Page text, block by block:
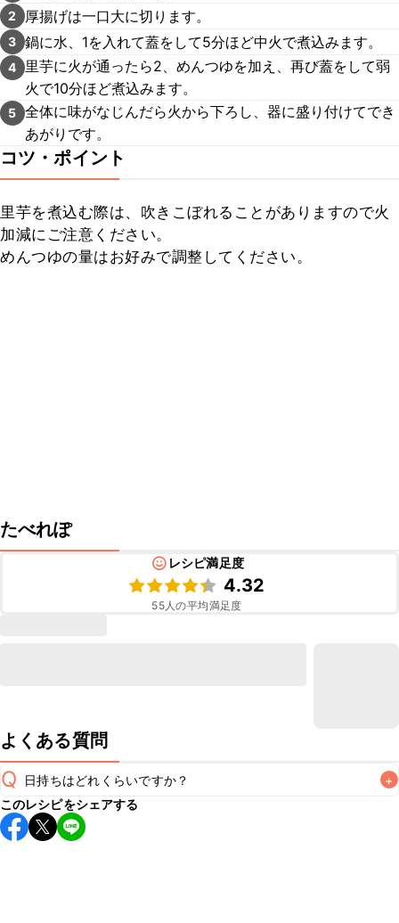
2 厚揚げは一口大に切ります。
3 鍋に水、1を入れて蓋をして5分ほど中火で煮込みます。
4
里芋に火が通ったら2、めんつゆを加え、再び蓋をして弱
火で10分ほど煮込みます。
5 全体に味がなじんだら火から下ろし、器に盛り付けてでき
あがりです。
コツ・ポイント
里芋を煮込む際は、吹きこぼれることがありますので火
加減にご注意ください。
めんつゆの量はお好みで調整してください。
たべれぽ
レシピ満足度
4.32
55人の平均満足度
よくある質問
Q 日持ちはどれくらいですか？ +
保存期間は冷蔵で翌日中が目安です。なるべくお早めにお召
し上がりください。
このレシピをシェアする